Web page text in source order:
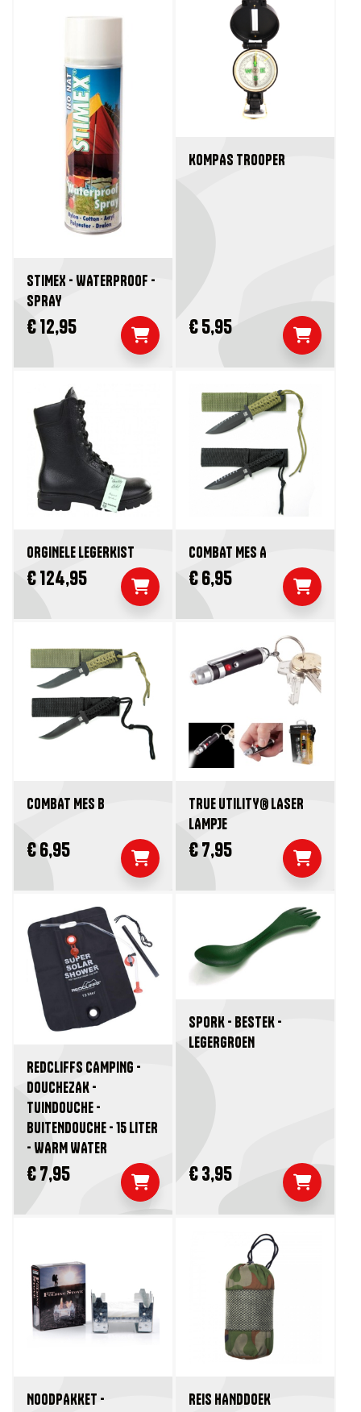
STIMEX - WATERPROOF -
SPRAY
€ 12,95
KOMPAS TROOPER
€ 5,95
ORGINELE LEGERKIST
€ 124,95
COMBAT MES A
€ 6,95
COMBAT MES B
€ 6,95
TRUE UTILITY® LASER
LAMPJE
€ 7,95
REDCLIFFS CAMPING -
DOUCHEZAK -
TUINDOUCHE -
BUITENDOUCHE - 15 LITER
- WARM WATER
€ 7,95
SPORK - BESTEK -
LEGERGROEN
€ 3,95
NOODPAKKET -
REIS HANDDOEK